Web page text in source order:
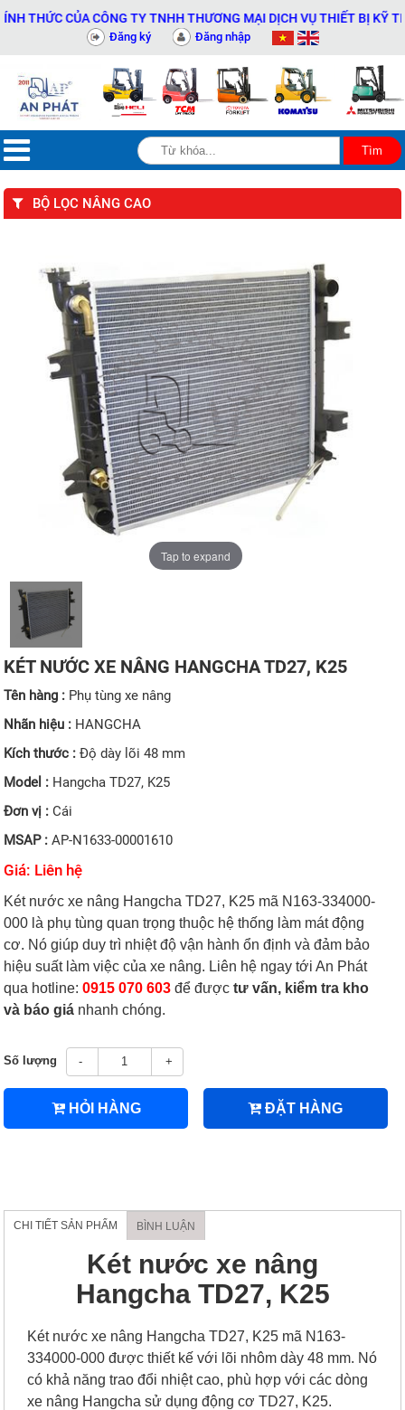
CỦA CÔNG TY TNHH THƯƠNG MẠI DỊCH VỤ THIẾT BỊ KỸ
Đăng ký Đăng nhập
BỘ LỌC NÂNG CAO
Tap to expand
KÉT NƯỚC XE NÂNG HANGCHA TD27, K25
Tên hàng : Phụ tùng xe nâng
Nhãn hiệu : HANGCHA
Kích thước :Độ dày lõi 48 mm
Model : Hangcha TD27, K25
Đơn vị :Cái
MSAP :AP-N1633-00001610
Giá: Liên hệ
Két nước xe nâng Hangcha TD27, K25 mã N163-334000-
000 là phụ tùng quan trọng thuộc hệ thống làm mát động
cơ. Nó giúp duy trì nhiệt độ vận hành ổn định và đảm bảo
hiệu suất làm việc của xe nâng. Liên hệ ngay tới An Phát
qua hotline:0915 070 603 để đượctư vấn, kiểm tra kho
và báo giá nhanh chóng.
Số lượng - +
HỎI HÀNG ĐẶT HÀNG
CHI TIẾT SẢN PHẨM BÌNH LUẬN
Két nước xe nâng
Hangcha TD27, K25
Két nước xe nâng Hangcha TD27, K25 mã N163-
334000-000 được thiết kế với lõi nhôm dày 48 mm. Nó
có khả năng trao đổi nhiệt cao, phù hợp với các dòng
xe nâng Hangcha sử dụng động cơ TD27, K25.